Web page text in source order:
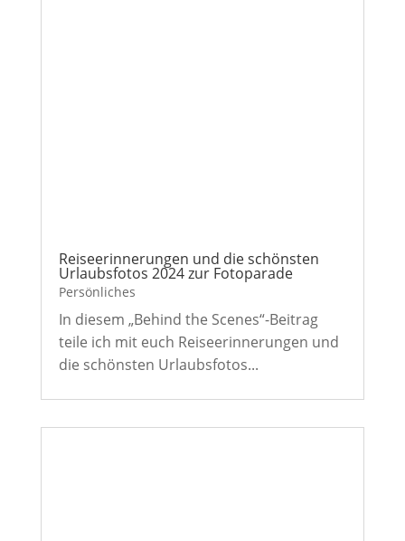
Reiseerinnerungen und die schönsten
Urlaubsfotos 2024 zur Fotoparade
Persönliches
In diesem „Behind the Scenes“-Beitrag
teile ich mit euch Reiseerinnerungen und
die schönsten Urlaubsfotos...